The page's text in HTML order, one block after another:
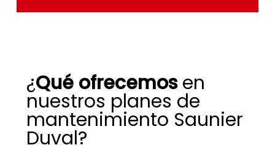
¿Qué ofrecemosen
nuestros planes de
mantenimiento Saunier
Duval?